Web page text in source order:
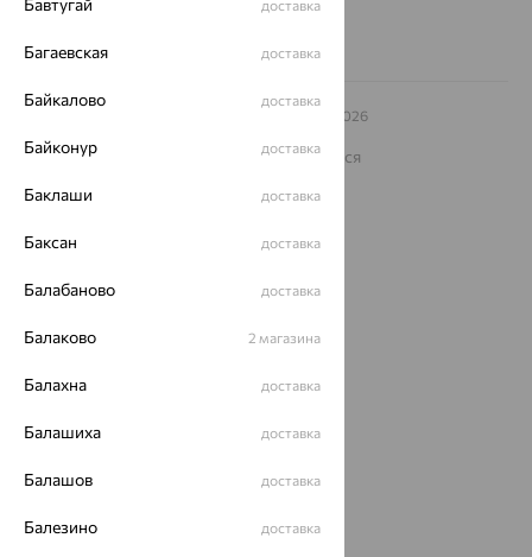
– 2026
На информационном ресурсе применяются
Бавтугай доставка
Багаевская доставка
Байкалово доставка
Байконур доставка
Баклаши доставка
Баксан доставка
Балабаново доставка
Балаково 2 магазина
Балахна доставка
Балашиха доставка
Балашов доставка
Балезино доставка